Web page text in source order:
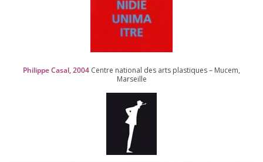
Philippe Casal,2004 Centre natio­nal des arts plas­tiques – Mucem,
Marseille